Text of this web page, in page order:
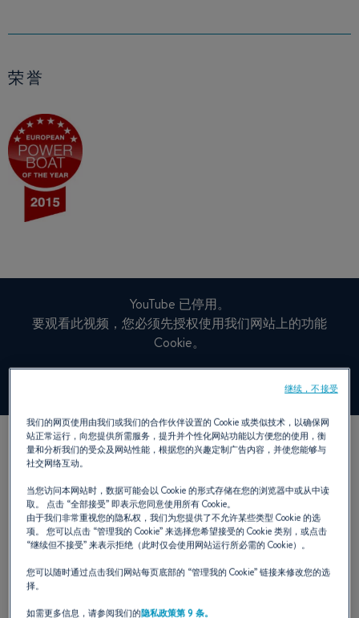
荣誉
YouTube 已停用。
要观看此视频，您必须先授权使用我们网站上的功能
Cookie。
DISCOVER THE
LEGACY VERSION
我们的网页使用由我们或我们的合作伙伴设置的 Cookie 或类似技术，以确保网
站正常运行，向您提供所需服务，提升并个性化网站功能以方便您的使用，衡
量和分析我们的受众及网站性能，根据您的兴趣定制广告内容，并使您能够与
社交网络互动。
当您访问本网站时，数据可能会以 Cookie 的形式存储在您的浏览器中或从中读
取。 点击 “全部接受”即表示您同意使用所有 Cookie。
由于我们非常重视您的隐私权，我们为您提供了不允许某些类型 Cookie 的选
项。 您可以点击 “管理我的 Cookie”来选择您希望接受的 Cookie 类别，或点击
“继续但不接受”来表示拒绝（此时仅会使用网站运行所必需的 Cookie）。
您可以随时通过点击我们网站每页底部的 “管理我的 Cookie”链接来修改您的选
择。
如需更多信息，请参阅我们的隐私政策第 9 条。
继续，不接受